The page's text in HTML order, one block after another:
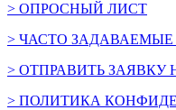
> ОПРОСНЫЙ ЛИСТ
> ЧАСТО
> ОТПРАВИТЬ ЗАЯВКУ
> ПОЛИТИКА